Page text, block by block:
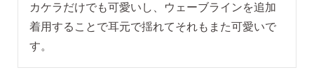
カケラだけでも可愛いし、ウェーブラインを追加
着用することで耳元で揺れてそれもまた可愛いで
す。